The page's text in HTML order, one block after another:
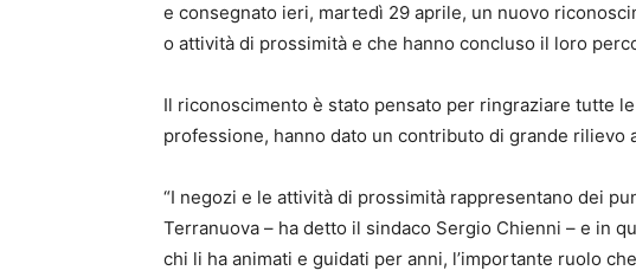
e consegnato ieri, martedì 29 aprile, un nuovo
o attività di prossimità e che hanno concluso il loro
Il riconoscimento è stato pensato per ringraziare tutte
professione, hanno dato un contributo di grande rilievo
“I negozi e le attività di prossimità rappresentano dei
Terranuova – ha detto il sindaco Sergio Chienni – e in
chi li ha animati e guidati per anni, l’importante ruolo